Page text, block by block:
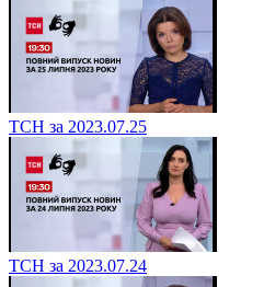
ТСН за 2023.07.25
ТСН за 2023.07.24